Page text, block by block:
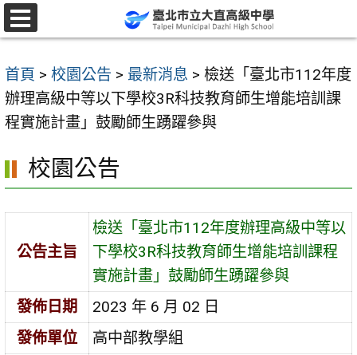
跳
至
要
內
容
首頁 > 校園公告 > 最新消息 > 檢送「臺北市112年度
辦理高級中等以下學校3R科技教育師生增能培訓課
程實施計畫」鼓勵師生踴躍參與
校園公告
公告主旨
檢送「臺北市112年度辦理高級中等以
下學校3R科技教育師生增能培訓課程
實施計畫」鼓勵師生踴躍參與
發佈日期
2023 年 6 月 02 日
發佈單位
高中部教學組
選
單